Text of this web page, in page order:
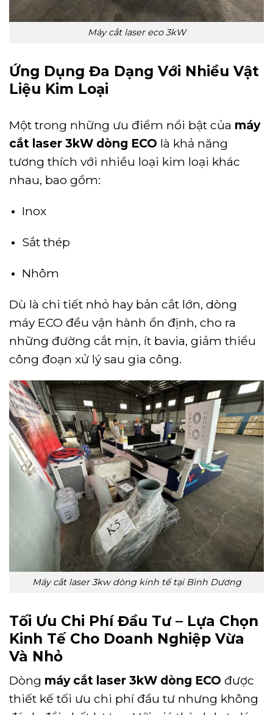
Máy cắt laser eco 3kW
Ứng Dụng Đa Dạng Với Nhiều Vật
Liệu Kim Loại
Một trong những ưu điểm nổi bật của máy
cắt laser 3kW dòng ECO là khả năng
tương thích với nhiều loại kim loại khác
nhau, bao gồm:
Inox
Sắt thép
Nhôm
Dù là chi tiết nhỏ hay bản cắt lớn, dòng
máy ECO đều vận hành ổn định, cho ra
những đường cắt mịn, ít bavia, giảm thiểu
công đoạn xử lý sau gia công.
Máy cắt laser 3kw dòng kinh tế tại Bình Dương
Tối Ưu Chi Phí Đầu Tư – Lựa Chọn
Kinh Tế Cho Doanh Nghiệp Vừa
Và Nhỏ
Dòng máy cắt laser 3kW dòng ECO được
thiết kế tối ưu chi phí đầu tư nhưng không